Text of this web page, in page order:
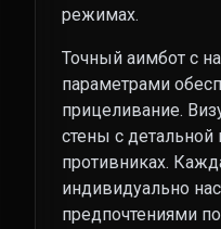
режимах.
Точный аимбот с
параметрами
прицеливание.
стены с
противниках.
индивидуально
предпочтениями